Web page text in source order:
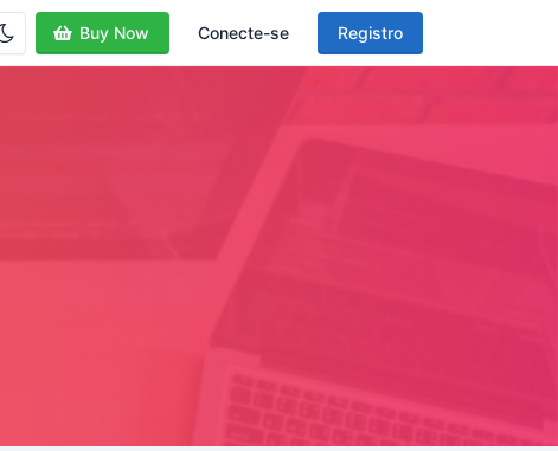
Buy Now Conecte-se Registro